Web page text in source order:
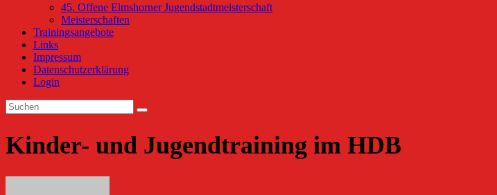
45. Offene Elmshorner Jugendstadtmeisterschaft
Meisterschaften
Trainingsangebote
Links
Impressum
Datenschutzerklärung
Login
Kinder- und Jugendtraining im HDB